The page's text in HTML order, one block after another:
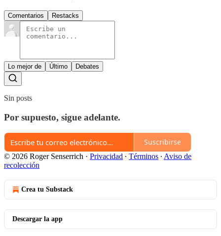
Comentarios Restacks
Lo mejor de Último Debates
Sin posts
Por supuesto, sigue adelante.
Suscribirse
© 2026 Roger Senserrich · Privacidad ∙ Términos ∙ Aviso de
recolección
Crea tu Substack
Descargar la app